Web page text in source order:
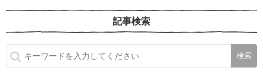
記事検索